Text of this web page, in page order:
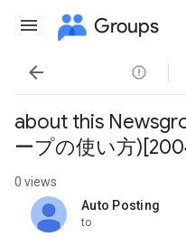
Groups

about this
ープの使い方
0 views
Auto Posting
unread,
to